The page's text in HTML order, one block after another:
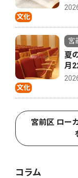
文化
文化
宮
夏
月
宮前区 ロー
コラム